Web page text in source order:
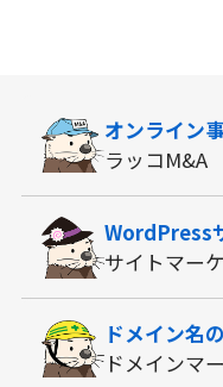
オンライン
ラッコM&A
WordPress
サイトマー
ドメイン名
ドメインマ